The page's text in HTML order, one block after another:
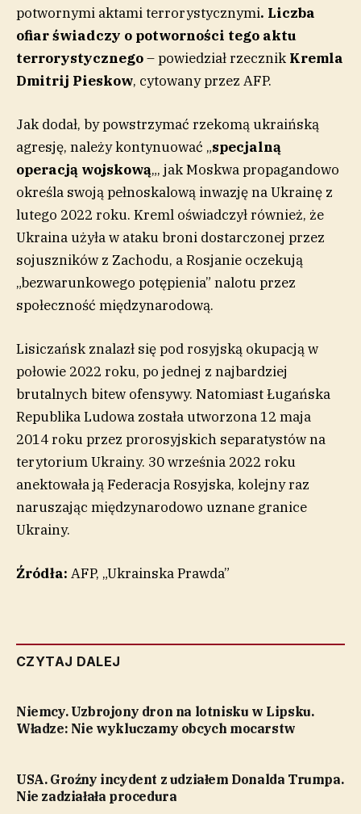
potwornymi aktami terrorystycznymi. Liczba
ofiar świadczy o potworności tego aktu
terrorystycznego– powiedział rzecznik Kremla
Dmitrij Pieskow, cytowany przez AFP.
Jak dodał, by powstrzymać rzekomą ukraińską
agresję, należy kontynuować „specjalną
operacją wojskową„, jak Moskwa propagandowo
określa swoją pełnoskalową inwazję na Ukrainę z
lutego 2022 roku. Kreml oświadczył również, że
Ukraina użyła w ataku broni dostarczonej przez
sojuszników z Zachodu, a Rosjanie oczekują
„bezwarunkowego potępienia” nalotu przez
społeczność międzynarodową.
Lisiczańsk znalazł się pod rosyjską okupacją w
połowie 2022 roku, po jednej z najbardziej
brutalnych bitew ofensywy. Natomiast Ługańska
Republika Ludowa została utworzona 12 maja
2014 roku przez prorosyjskich separatystów na
terytorium Ukrainy. 30 września 2022 roku
anektowała ją Federacja Rosyjska, kolejny raz
naruszając międzynarodowo uznane granice
Ukrainy.
Źródła: AFP, „Ukrainska Prawda”
CZYTAJ DALEJ
Niemcy. Uzbrojony dron na lotnisku w Lipsku.
Władze: Nie wykluczamy obcych mocarstw
USA. Groźny incydent z udziałem Donalda Trumpa.
Nie zadziałała procedura